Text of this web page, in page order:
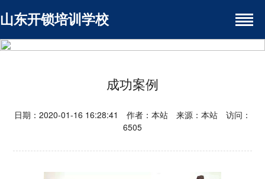
山东开锁培训学校
成功案例
日期：2020-01-16 16:28:41 作者：本站 来源：本站 访问：
6505